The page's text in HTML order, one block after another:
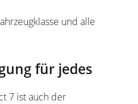
und alle
für jedes
7 ist auch der